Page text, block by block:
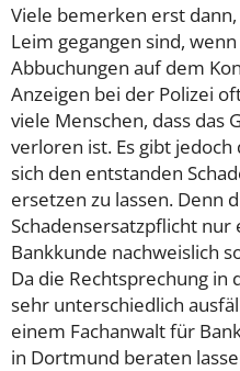
Viele bemerken erst
Leim gegangen sind,
Abbuchungen auf dem
Anzeigen bei der Polizei
viele Menschen, dass das
verloren ist. Es gibt
sich den entstanden
ersetzen zu lassen. Denn
Schadensersatzpflicht
Bankkunde nachweislich
Da die Rechtsprechung in
sehr unterschiedlich
einem Fachanwalt für
in Dortmund beraten